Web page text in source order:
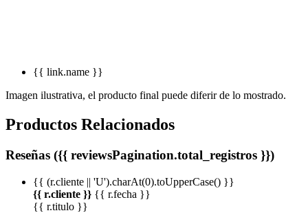
{{ link.name }}
Imagen ilustrativa, el producto final puede diferir de lo mostrado.
Productos Relacionados
Reseñas ({{ reviewsPagination.total_registros }})
{{ (r.cliente || 'U').charAt(0).toUpperCase() }}
{{ r.cliente }} {{ r.fecha }}
{{ r.titulo }}